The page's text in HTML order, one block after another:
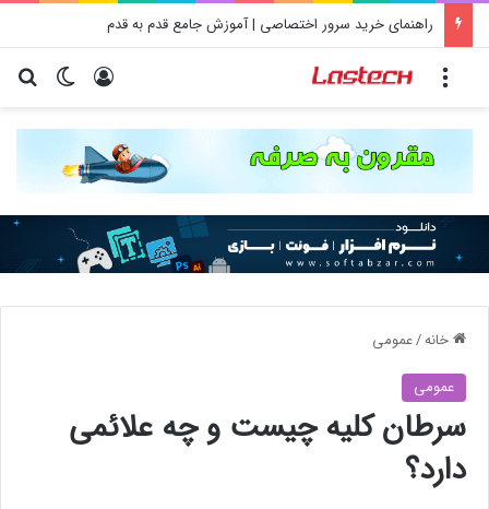
راهنمای خرید سرور اختصاصی | آموزش جامع قدم به قدم
تغییر ورود
خانه/عمومی
عمومی
سرطان کلیه چیست و چه علائمی
دارد؟